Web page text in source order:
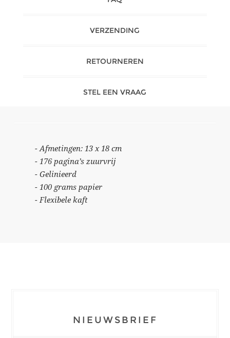
VERZENDING
RETOURNEREN
STEL EEN VRAAG
- Afmetingen: 13 x 18 cm
- 176 pagina’s zuurvrij
- Gelinieerd
- 100 grams papier
- Flexibele kaft
NIEUWSBRIEF